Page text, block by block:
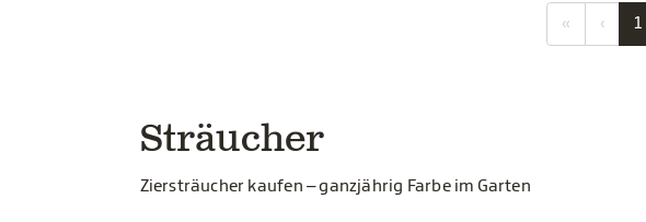
« ‹ 1
Sträucher
Ziersträucher kaufen – ganzjährig Farbe im Garten